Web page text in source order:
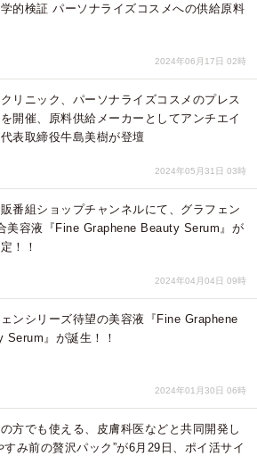
的検証 パーソナライズコスメへの供給原料
2024年06月17日 02時
リニック、パーソナライズコスメのプレス
開催、原料供給メーカーとしてアンチエイ
表取締役牛島美樹が登壇
2024年05月31日 03時
番組ショップチャンネルにて、グラフェン
美容液『Fine Graphene Beauty Serum』が
！！
2024年04月04日 09時
ンシリーズ待望の美容液『Fine Graphene
Serum』が誕生！！
2024年01月30日 06時
⽅でも使える、⽪膚科医などと共同開発し
すみ前の贅沢パック”が6月29日、ポイ活サイ